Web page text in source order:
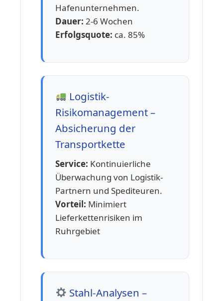
Hafenunternehmen.
Dauer: 2-6 Wochen
Erfolgsquote: ca. 85%
Logistik-
Risikomanagement –
Absicherung der
Transportkette
Service: Kontinuierliche
Überwachung von Logistik-
Partnern und Spediteuren.
Vorteil: Minimiert
Lieferkettenrisiken im
Ruhrgebiet
Stahl-Analysen –